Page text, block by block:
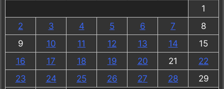
1
2
3 4 5 6 7
8
9
10 11 12 13 14
15
16
17 18 19 20 21
22
23
24 25 26 27 28
29